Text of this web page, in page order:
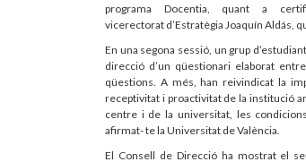
programa Docentia, quant a
vicerectorat d’Estratègia Joaquín Aldás,
En una segona sessió, un grup
direcció d’un qüestionari elaborat
qüestions. A més, han reivindicat la
receptivitat i proactivitat de la institució
centre i de la universitat, les
afirmat- te la Universitat de València.
El Consell de Direcció ha mostrat el